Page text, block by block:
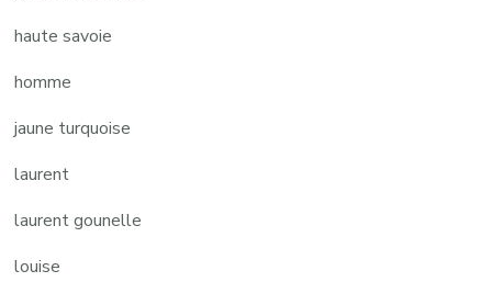
haute savoie
homme
jaune turquoise
laurent
laurent gounelle
louise